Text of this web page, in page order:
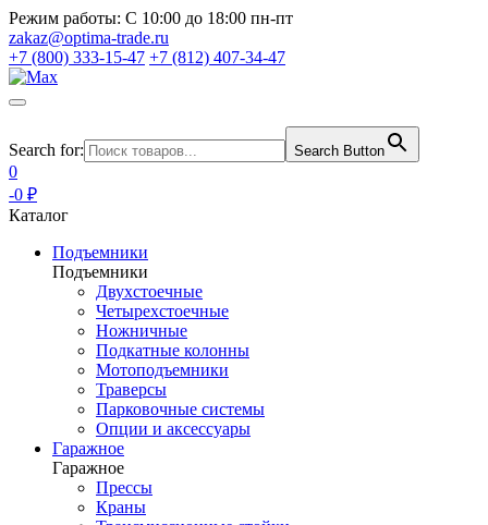
Режим работы: С 10:00 до 18:00 пн-пт
zakaz@optima-trade.ru
+7 (800) 333-15-47 +7 (812) 407-34-47
Search for: Search Button
0
-0 ₽
Каталог
Подъемники
Подъемники
Двухстоечные
Четырехстоечные
Ножничные
Подкатные колонны
Мотоподъемники
Траверсы
Парковочные системы
Опции и аксессуары
Гаражное
Гаражное
Прессы
Краны